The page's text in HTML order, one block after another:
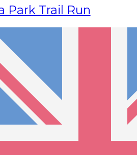
Park Trail Run